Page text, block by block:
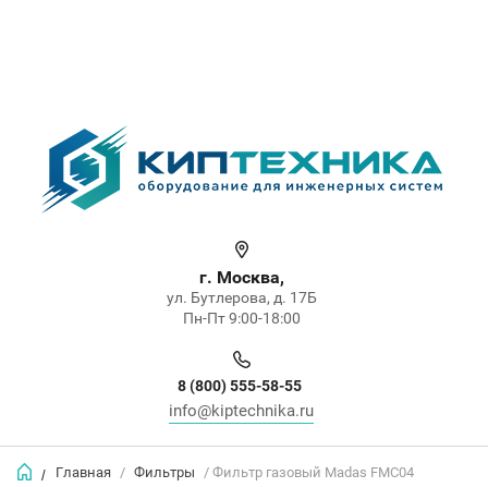
г. Москва,
ул. Бутлерова, д. 17Б
Пн-Пт 9:00-18:00
8 (800) 555-58-55
info@kiptechnika.ru
/ Главная / Фильтры / Фильтр газовый Madas FMC04